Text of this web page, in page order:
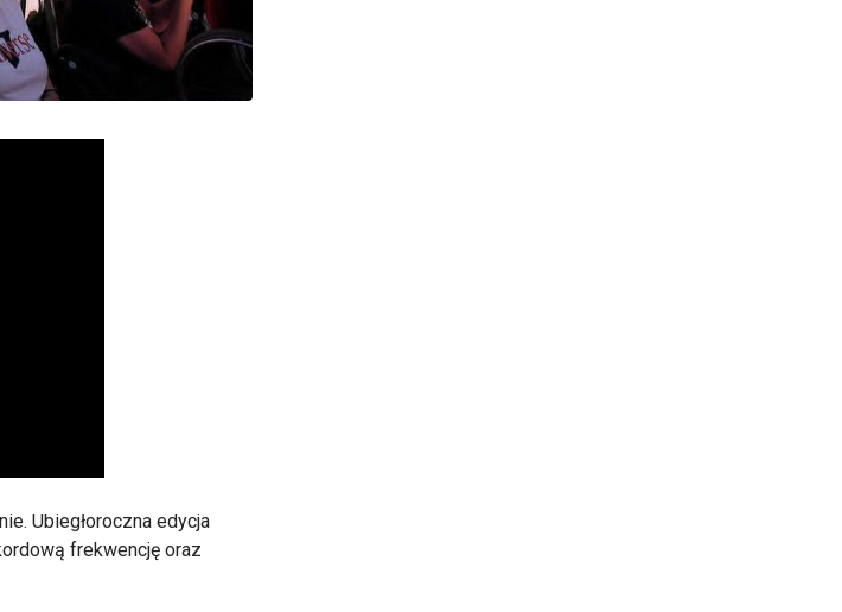
Ubiegłoroczna edycja
frekwencję oraz